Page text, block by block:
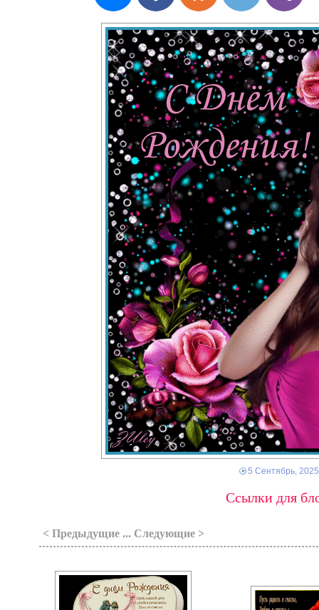
5 Сентябрь, 2025
Ссылки для
< Предыдущие ... Следующие >